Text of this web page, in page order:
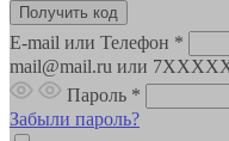
E-mail или Телефон *
mail@mail.ru или
Пароль *
Забыли пароль?